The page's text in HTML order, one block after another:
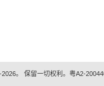
。 保留一切权利。粤A2-